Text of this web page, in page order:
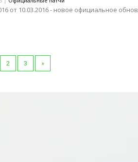
от 10.03.2016 - новое официальное
2 3 »